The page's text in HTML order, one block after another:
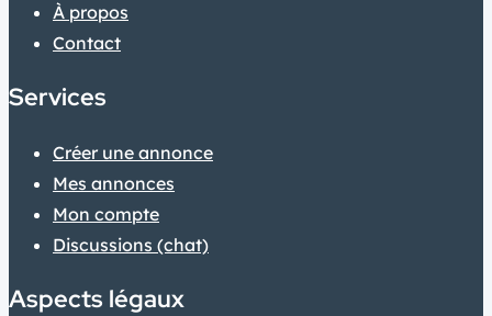
À propos
Contact
Services
Créer une annonce
Mes annonces
Mon compte
Discussions (chat)
Aspects légaux